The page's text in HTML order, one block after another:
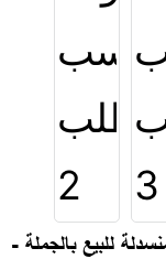
للبيع بالجملة -